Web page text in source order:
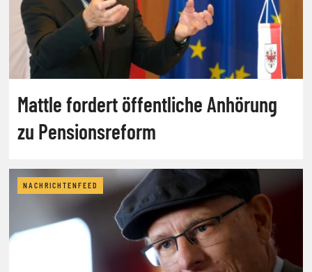
Mattle fordert öffentliche Anhörung
zu Pensionsreform
NACHRICHTENFEED